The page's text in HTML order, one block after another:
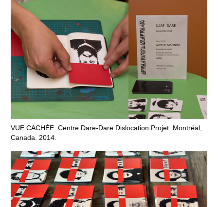
VUE CACHÉE. Centre Dare-Dare.Dislocation Projet. Montréal,
Canada. 2014.